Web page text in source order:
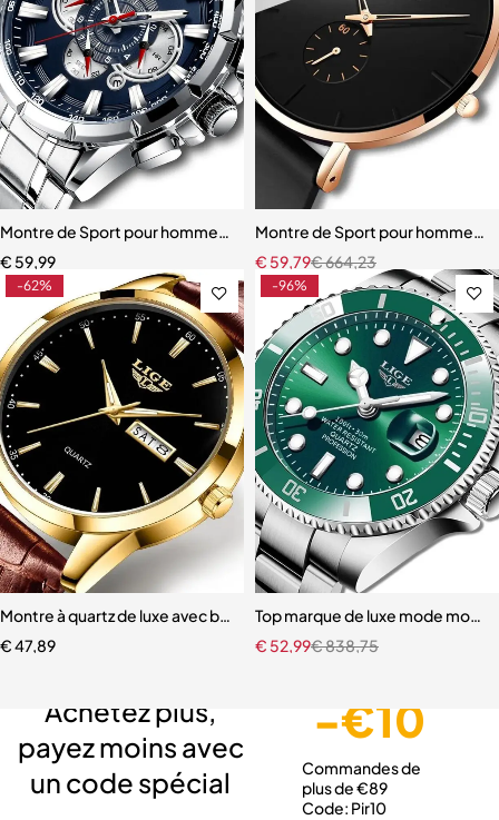
Montre de Sport pour hommes, Top marque de luxe
€ 59,99
Montre de Sport pour hommes,
€664,23
€ 59,79
-62%
Montre à quartz de luxe avec bracelet en cuir pour homme
€47,89
-96%
Top marque de luxe mode
€838,75
€ 52,99
Achetez plus,
payez moins avec
un code spécial
-€10
Commandes de
plus de €89
Code: Pir10